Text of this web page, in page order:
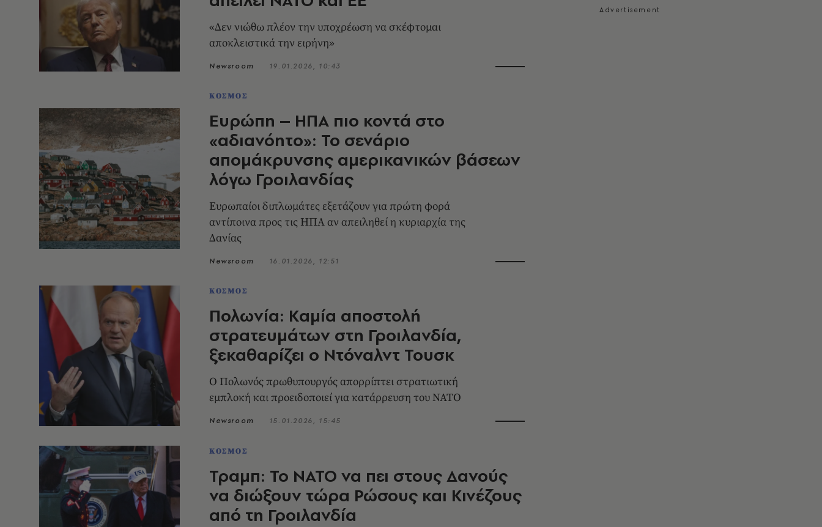
«Δεν νιώθω πλέον την υποχρέωση να σκέφτομαι
αποκλειστικά την ειρήνη»
Newsroom 19.01.2026, 10:43
ΚΟΣΜΟΣ
Ευρώπη – ΗΠΑ πιο κοντά στο
«αδιανόητο»: Το σενάριο
απομάκρυνσης αμερικανικών βάσεων
λόγω Γροιλανδίας
Ευρωπαίοι διπλωμάτες εξετάζουν για πρώτη φορά
αντίποινα προς τις ΗΠΑ αν απειληθεί η κυριαρχία της
Δανίας
Newsroom 16.01.2026, 12:51
ΚΟΣΜΟΣ
Πολωνία: Καμία αποστολή
στρατευμάτων στη Γροιλανδία,
ξεκαθαρίζει ο Ντόναλντ Τουσκ
Ο Πολωνός πρωθυπουργός απορρίπτει στρατιωτική
εμπλοκή και προειδοποιεί για κατάρρευση του ΝΑΤΟ
Newsroom 15.01.2026, 15:45
ΚΟΣΜΟΣ
Τραμπ: Το ΝΑΤΟ να πει στους Δανούς
να διώξουν τώρα Ρώσους και Κινέζους
από τη Γροιλανδία